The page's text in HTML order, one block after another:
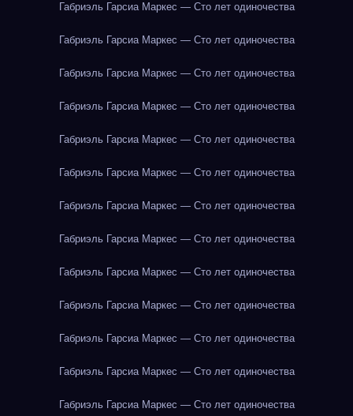
Габриэль Гарсиа Маркес — Сто лет одиночества
Габриэль Гарсиа Маркес — Сто лет одиночества
Габриэль Гарсиа Маркес — Сто лет одиночества
Габриэль Гарсиа Маркес — Сто лет одиночества
Габриэль Гарсиа Маркес — Сто лет одиночества
Габриэль Гарсиа Маркес — Сто лет одиночества
Габриэль Гарсиа Маркес — Сто лет одиночества
Габриэль Гарсиа Маркес — Сто лет одиночества
Габриэль Гарсиа Маркес — Сто лет одиночества
Габриэль Гарсиа Маркес — Сто лет одиночества
Габриэль Гарсиа Маркес — Сто лет одиночества
Габриэль Гарсиа Маркес — Сто лет одиночества
Габриэль Гарсиа Маркес — Сто лет одиночества